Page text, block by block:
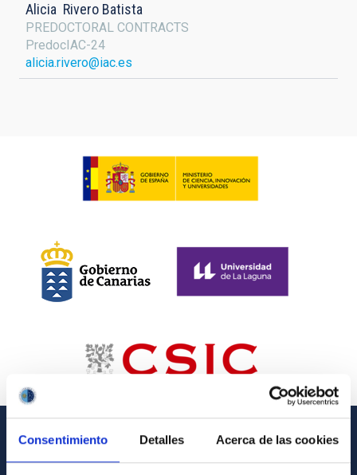
Consentimiento Detalles Acerca de las cookies
Alicia Rivero Batista
PREDOCTORAL CONTRACTS
PredocIAC-24
alicia.rivero@iac.es